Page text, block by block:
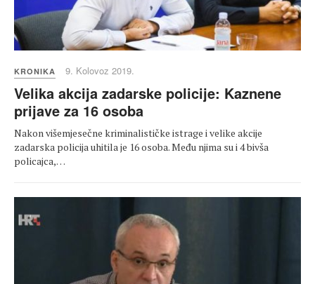
KRONIKA 9. Kolovoz 2019.
Velika akcija zadarske policije: Kaznene
prijave za 16 osoba
Nakon višemjesečne kriminalističke istrage i velike akcije
zadarska policija uhitila je 16 osoba. Među njima su i 4 bivša
policajca,…